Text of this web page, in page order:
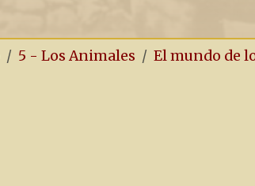
5 - Los Animales El mundo de